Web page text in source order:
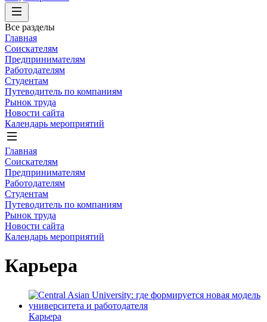
Все разделы
Главная
Соискателям
Предпринимателям
Работодателям
Студентам
Путеводитель по компаниям
Рынок труда
Новости сайта
Календарь мероприятий
Главная
Соискателям
Предпринимателям
Работодателям
Студентам
Путеводитель по компаниям
Рынок труда
Новости сайта
Календарь мероприятий
Карьера
Карьера